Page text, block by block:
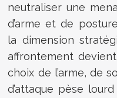
neutraliser une
d’arme et de
la dimension
affrontement
choix de l’arme, de
d’attaque pèse